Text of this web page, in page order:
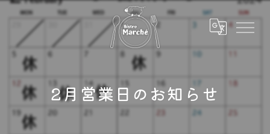
2月営業日のお知らせ